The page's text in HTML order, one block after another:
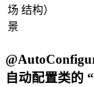
场
景
结构）
自动配置类的